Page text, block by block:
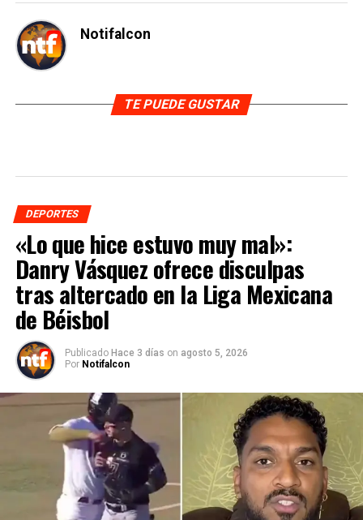
Notifalcon
TE PUEDE GUSTAR
DEPORTES
«Lo que hice estuvo muy mal»:
Danry Vásquez ofrece disculpas
tras altercado en la Liga Mexicana
de Béisbol
Publicado Hace 3 días on agosto 5, 2026
Por Notifalcon